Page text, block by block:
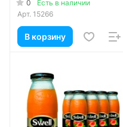
0
Есть в наличии
Арт. 15266
В корзину